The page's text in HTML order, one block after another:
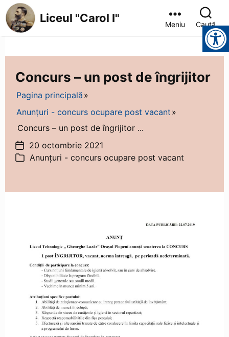
Liceul
I"
Liceul "Carol I" Meniu Caută
Instrumente pentru accesibilitate
Concurs – un post de îngrijitor
Pagina principală
Anunțuri - concurs ocupare post vacant
Concurs – un post de îngrijitor ...
Dată
articol
20 octombrie 2021
Categorii
Anunțuri - concurs ocupare post vacant